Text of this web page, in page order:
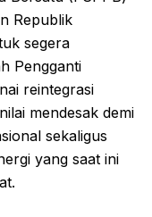
Republik
segera
Pengganti
reintegrasi
mendesak demi
sekaligus
yang saat ini